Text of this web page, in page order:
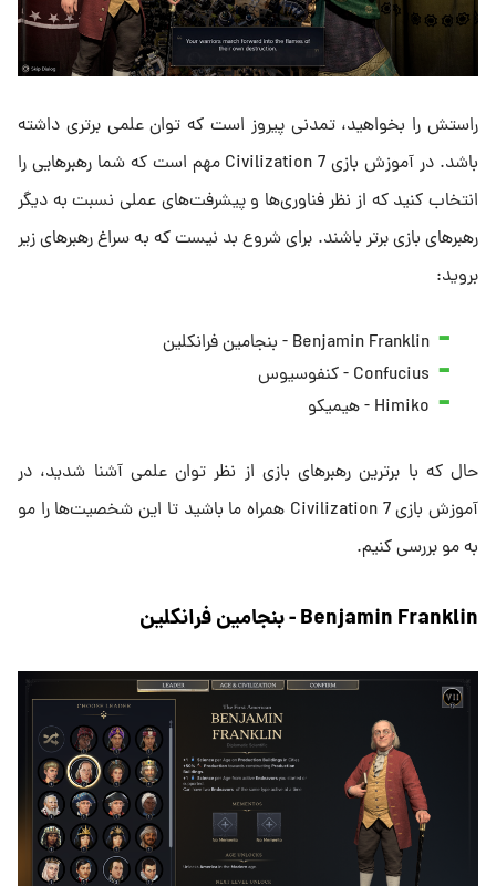
راستش را بخواهید، تمدنی پیروز است که توان علمی برتری داشته
باشد. در آموزش بازی Civilization 7 مهم است که شما رهبرهایی را
انتخاب کنید که از نظر فناوری‌ها و پیشرفت‌های عملی نسبت به دیگر
رهبرهای بازی برتر باشند. برای شروع بد نیست که به سراغ رهبرهای زیر
بروید:
Benjamin Franklin - بنجامین فرانکلین
Confucius - کنفوسیوس
Himiko - هیمیکو
حال که با برترین رهبرهای بازی از نظر توان علمی آشنا شدید، در
آموزش بازی Civilization 7 همراه ما باشید تا این شخصیت‌ها را مو
به مو بررسی کنیم.
Benjamin Franklin - بنجامین فرانکلین